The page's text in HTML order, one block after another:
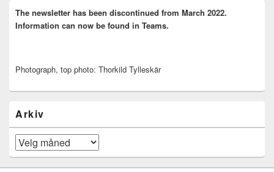
The newsletter has been discontinued from March 2022.
Information can now be found in Teams.
Photograph, top photo: Thorkild Tylleskär
Arkiv
Arkiv